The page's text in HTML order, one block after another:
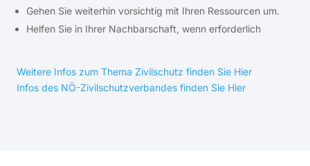
Gehen Sie weiterhin vorsichtig mit Ihren Ressourcen um.
Helfen Sie in Ihrer Nachbarschaft, wenn erforderlich
Weitere Infos zum Thema Zivilschutz finden Sie Hier
Infos des NÖ-Zivilschutzverbandes finden Sie Hier